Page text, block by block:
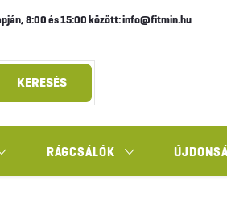
8:00 és 15:00 között: info@fitmin.hu
KERESÉS
RÁGCSÁLÓK